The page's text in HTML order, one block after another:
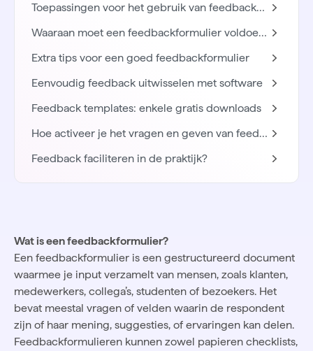
Toepassingen voor het gebruik van feedbackformulieren
Waaraan moet een feedbackformulier voldoen?
Extra tips voor een goed feedbackformulier
Eenvoudig feedback uitwisselen met software
Feedback templates: enkele gratis downloads
Hoe activeer je het vragen en geven van feedback?
Feedback faciliteren in de praktijk?
Wat is een feedbackformulier?
Een feedbackformulier is een gestructureerd document
waarmee je input verzamelt van mensen, zoals klanten,
medewerkers, collega’s, studenten of bezoekers. Het
bevat meestal vragen of velden waarin de respondent
zijn of haar mening, suggesties, of ervaringen kan delen.
Feedbackformulieren kunnen zowel papieren checklists,